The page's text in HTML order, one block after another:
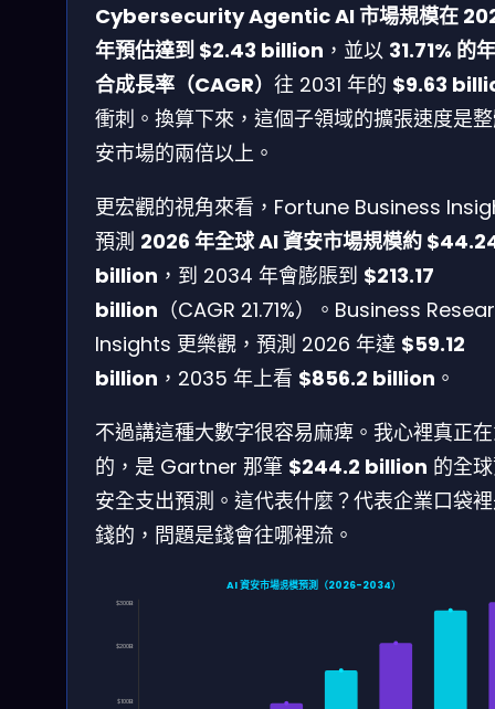
Cybersecurity Agentic AI 市場規模在
年預估達到 $2.43 billion ，並以 31.71% 的
合成長率（CAGR） 往 2031 年的 $9.63
衝刺。換算下來，這個子領域的擴張速度是
安市場的兩倍以上。
更宏觀的視角來看，Fortune Business
預測 2026 年全球 AI 資安市場規模約
billion ，到 2034 年會膨脹到 $213.17
billion （CAGR 21.71%）。Business
Insights 更樂觀，預測 2026 年達 $59.12
billion ，2035 年上看 $856.2 billion 。
不過講這種大數字很容易麻痺。我心裡真正
的，是 Gartner 那筆 $244.2 billion 的全
安全支出預測。這代表什麼？代表企業口袋
錢的，問題是錢會往哪裡流。
AI 資安市場規模預測（2026-2034）
$100B
$200B
$300B